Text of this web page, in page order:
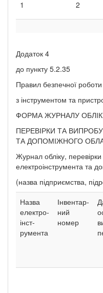
1 2
Додаток 4
до пункту 5.2.35
Правил безпечної роботи
з інструментом та
ФОРМА ЖУРНАЛУ
ПЕРЕВІРКИ ТА
ТА ДОПОМІЖНОГО
Журнал обліку,
електроінструмента та
(назва підприємства,
Назва
електро-
інст-
румента
Інвентар-
ний
номер